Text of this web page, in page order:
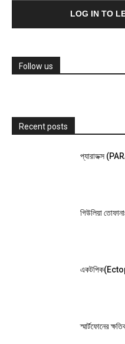
LOG IN TO
Follow us
Recent posts
প্যারাডক্স
গিউলিয়া
স্মার্টফোনের